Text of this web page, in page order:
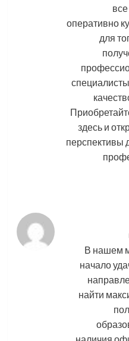
оперативно
для
здесь и
перспективы
В нашем
начало
найти